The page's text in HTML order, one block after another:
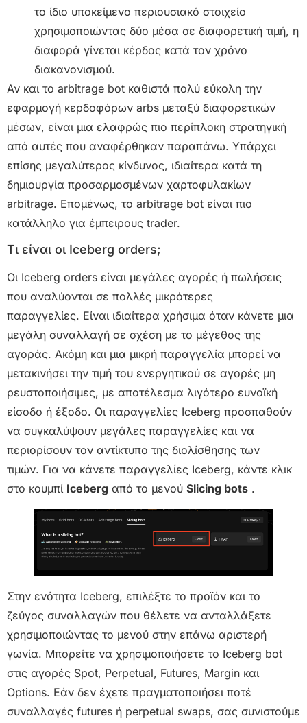
το ίδιο υποκείμενο περιουσιακό στοιχείο
χρησιμοποιώντας δύο μέσα σε διαφορετική τιμή, η
διαφορά γίνεται κέρδος κατά τον χρόνο
διακανονισμού.
Αν και το arbitrage bot καθιστά πολύ εύκολη την
εφαρμογή κερδοφόρων arbs μεταξύ διαφορετικών
μέσων, είναι μια ελαφρώς πιο περίπλοκη στρατηγική
από αυτές που αναφέρθηκαν παραπάνω. Υπάρχει
επίσης μεγαλύτερος κίνδυνος, ιδιαίτερα κατά τη
δημιουργία προσαρμοσμένων χαρτοφυλακίων
arbitrage. Επομένως, το arbitrage bot είναι πιο
κατάλληλο για έμπειρους trader.
Τι είναι οι Iceberg orders;
Οι Iceberg orders είναι μεγάλες αγορές ή πωλήσεις
που αναλύονται σε πολλές μικρότερες
παραγγελίες. Είναι ιδιαίτερα χρήσιμα όταν κάνετε μια
μεγάλη συναλλαγή σε σχέση με το μέγεθος της
αγοράς. Ακόμη και μια μικρή παραγγελία μπορεί να
μετακινήσει την τιμή του ενεργητικού σε αγορές μη
ρευστοποιήσιμες, με αποτέλεσμα λιγότερο ευνοϊκή
είσοδο ή έξοδο. Οι παραγγελίες Iceberg προσπαθούν
να συγκαλύψουν μεγάλες παραγγελίες και να
περιορίσουν τον αντίκτυπο της διολίσθησης των
τιμών. Για να κάνετε παραγγελίες Iceberg, κάντε κλικ
στο κουμπί Iceberg από το μενού Slicing bots .
Στην ενότητα Iceberg, επιλέξτε το προϊόν και το
ζεύγος συναλλαγών που θέλετε να ανταλλάξετε
χρησιμοποιώντας το μενού στην επάνω αριστερή
γωνία. Μπορείτε να χρησιμοποιήσετε το Iceberg bot
στις αγορές Spot, Perpetual, Futures, Margin και
Options. Εάν δεν έχετε πραγματοποιήσει ποτέ
συναλλαγές futures ή perpetual swaps, σας συνιστούμε